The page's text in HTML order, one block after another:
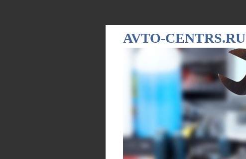
AVTO-CENTRS.RU